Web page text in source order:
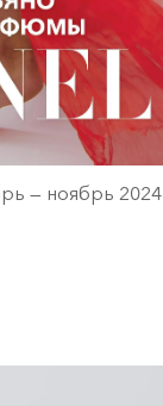
— ноябрь 2024